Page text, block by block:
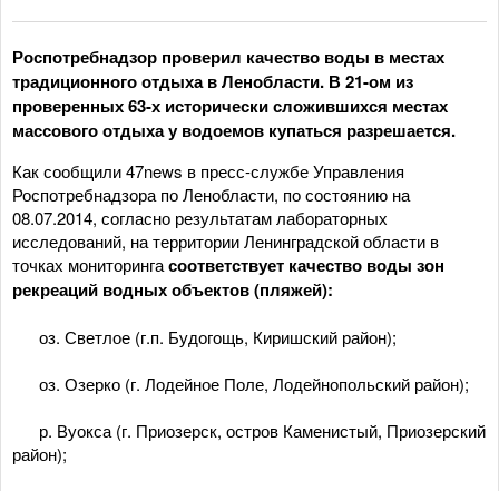
Роспотребнадзор проверил качество воды в местах
традиционного отдыха в Ленобласти. В 21-ом из
проверенных 63-х исторически сложившихся местах
массового отдыха у водоемов купаться разрешается.
Как сообщили 47news в пресс-службе Управления
Роспотребнадзора по Ленобласти, по состоянию на
08.07.2014, согласно результатам лабораторных
исследований, на территории Ленинградской области в
точках мониторингасоответствует качество воды зон
рекреаций водных объектов (пляжей):
­ оз. Светлое (г.п. Будогощь, Киришский район);
­ оз. Озерко (г. Лодейное Поле, Лодейнопольский район);
­ р. Вуокса (г. Приозерск, остров Каменистый, Приозерский
район);